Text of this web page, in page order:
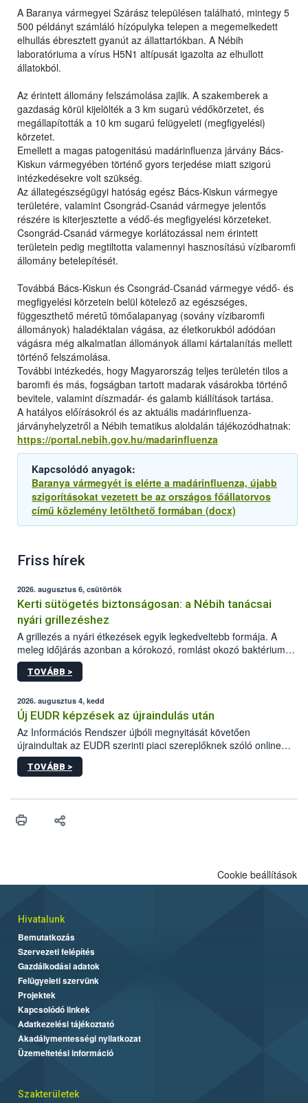
A Baranya vármegyei Szárász településen található, mintegy 5
500 példányt számláló hízópulyka telepen a megemelkedett
elhullás ébresztett gyanút az állattartókban. A Nébih
laboratóriuma a vírus H5N1 altípusát igazolta az elhullott
állatokból.
Az érintett állomány felszámolása zajlik. A szakemberek a
gazdaság körül kijelölték a 3 km sugarú védőkörzetet, és
megállapították a 10 km sugarú felügyeleti (megfigyelési)
körzetet.
Emellett a magas patogenitású madárinfluenza járvány Bács-
Kiskun vármegyében történő gyors terjedése miatt szigorú
intézkedésekre volt szükség.
Az állategészségügyi hatóság egész Bács-Kiskun vármegye
területére, valamint Csongrád-Csanád vármegye jelentős
részére is kiterjesztette a védő-és megfigyelési körzeteket.
Csongrád-Csanád vármegye korlátozással nem érintett
területein pedig megtiltotta valamennyi hasznosítású vízibaromfi
állomány betelepítését.
Továbbá Bács-Kiskun és Csongrád-Csanád vármegye védő- és
megfigyelési körzetein belül kötelező az egészséges,
függeszthető méretű tömőalapanyag (sovány vízibaromfi
állományok) haladéktalan vágása, az életkorukból adódóan
vágásra még alkalmatlan állományok állami kártalanítás mellett
történő felszámolása.
További intézkedés, hogy Magyarország teljes területén tilos a
baromfi és más, fogságban tartott madarak vásárokba történő
bevitele, valamint díszmadár- és galamb kiállítások tartása.
A hatályos előírásokról és az aktuális madárinfluenza-
járványhelyzetről a Nébih tematikus aloldalán tájékozódhatnak:
https://portal.nebih.gov.hu/madarinfluenza
Kapcsolódó anyagok:
Baranya vármegyét is elérte a madárinfluenza, újabb
szigorításokat vezetett be az országos főállatorvos
című közlemény letölthető formában (docx)
Friss hírek
2026. augusztus 6, csütörtök
Kerti sütögetés biztonságosan: a Nébih tanácsai
nyári grillezéshez
A grillezés a nyári étkezések egyik legkedveltebb formája. A
meleg időjárás azonban a kórokozó, romlást okozó baktériumok
gyorsabb szaporodásának is kedvez. A szabadtéri sütögetés
ezért nem csupán a megfelelő sütési technikáról szól: legalább
higiéniai szabályok betartása, a megfelelő hőkezelés, valamint a
maradékok szakszerű tárolása. A Nemzeti Élelmiszerlánc-
biztonsági Hivatal (Nébih) Oktatási Programja összegyűjtötte a
biztonságos grillezés legfontosabb tudnivalóit.
TOVÁBB >
2026. augusztus 4, kedd
Új EUDR képzések az újraindulás után
Az Információs Rendszer újbóli megnyitását követően
újraindultak az EUDR szerinti piaci szereplőknek szóló online
képzések.
TOVÁBB >
Cookie beállítások
Hivatalunk
Bemutatkozás
Szervezeti felépítés
Gazdálkodási adatok
Felügyeleti szervünk
Projektek
Kapcsolódó linkek
Adatkezelési tájékoztató
Akadálymentességi nyilatkozat
Üzemeltetési információ
Szakterületek